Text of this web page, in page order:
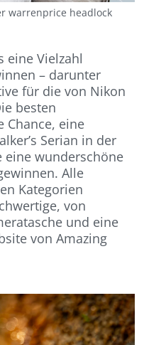
warrenprice headlock
eine Vielzahl
– darunter
für die von Nikon
besten
Chance, eine
Serian in der
eine wunderschöne
Alle
Kategorien
von
und eine
von Amazing